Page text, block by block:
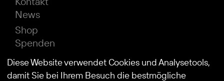
News
Shop
Spenden
Impressum
Datenschutz
Diese Website verwendet Cookies und Analysetools,
damit Sie bei Ihrem Besuch die bestmögliche